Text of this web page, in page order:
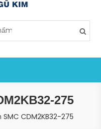
275
SMC CDM2KB32-275